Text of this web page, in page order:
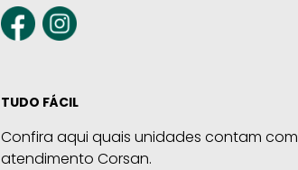
TUDO FÁCIL
Confira aqui quais unidades contam com
atendimento Corsan.